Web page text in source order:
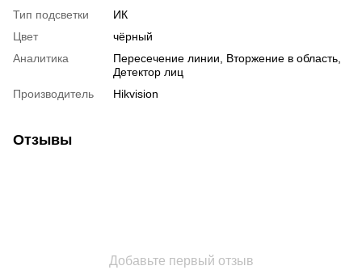
Тип подсветки
ИК
Цвет
чёрный
Аналитика
Пересечение линии, Вторжение в область,
Детектор лиц
Производитель
Hikvision
Отзывы
Добавьте первый отзыв